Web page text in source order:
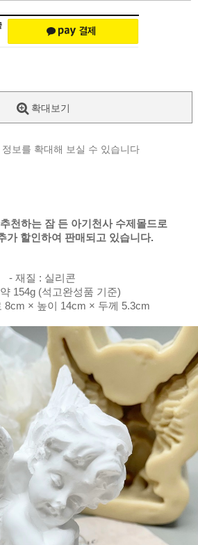
확대보기
정보를 확대해 보실 수 있습니다
천하는 잠 든 아기천사 수제몰드로
가 할인하여 판매되고 있습니다.
- 재질 : 실리콘
154g (석고완성품 기준)
8cm × 높이 14cm × 두께 5.3cm